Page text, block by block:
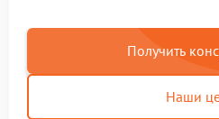
Получить
Наши